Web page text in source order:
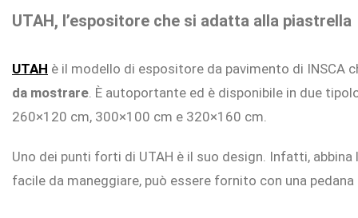
UTAH, l’espositore che si adatta alla piastrella
UTAH è il modello di espositore da pavimento di INSCA
da mostrare. È autoportante ed è disponibile in due
260×120 cm, 300×100 cm e 320×160 cm.
Uno dei punti forti di UTAH è il suo design. Infatti,
facile da maneggiare, può essere fornito con una